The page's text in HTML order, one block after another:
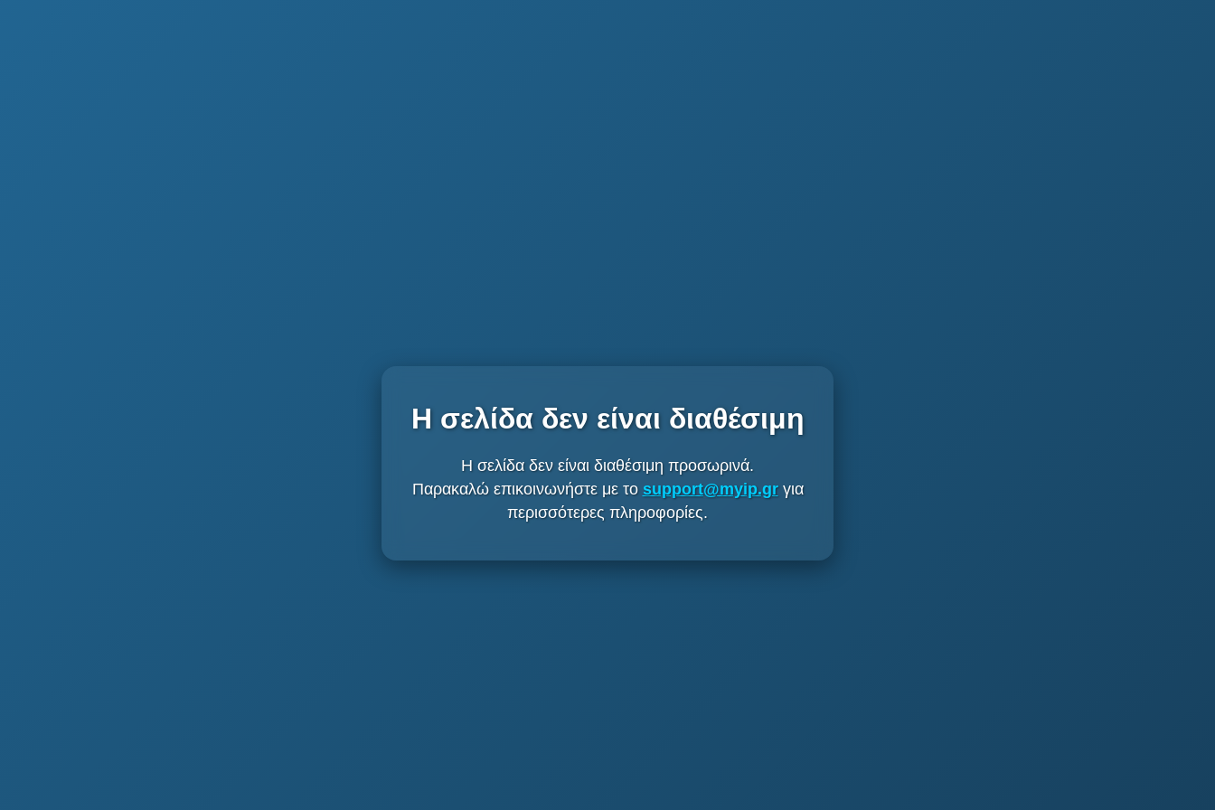
Η σελίδα δεν είναι διαθέσιμη
Η σελίδα δεν είναι διαθέσιμη προσωρινά.
Παρακαλώ επικοινωνήστε με το support@myip.grγια
περισσότερες πληροφορίες.